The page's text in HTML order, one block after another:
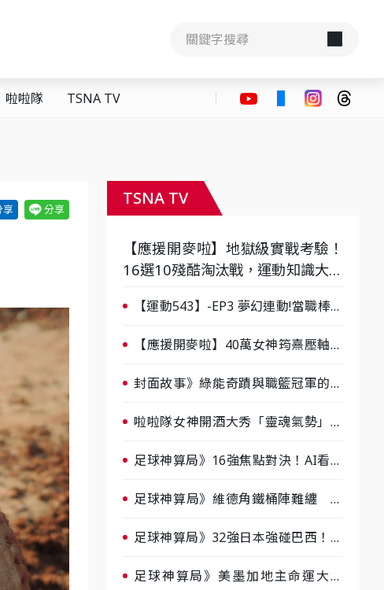
啦啦隊 TSNA TV
TSNA TV
【應援開麥啦】地獄級實戰考驗！
16選10殘酷淘汰戰，運動知識大會
【運動543】-EP3 夢幻連動!當職棒傳
【應援開麥啦】40萬女神筠熹壓軸！
比一個會-ep2
封面故事》綠能奇蹟與職籃冠軍的背
事》大談「心酸創業學」
啦啦隊女神開酒大秀「靈魂氣勢」！
大過招
足球神算局》16強焦點對決！AI看好
足球神算局》維德角鐵桶陣難纏 阿
足球神算局》32強日本強碰巴西！AI
爆冷
足球神算局》美墨加地主命運大解